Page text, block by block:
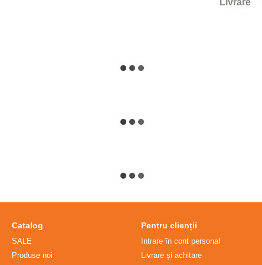
Livrare
Catalog
SALE
Produse noi
Pentru clienții
Intrare în cont personal
Livrare și achitare